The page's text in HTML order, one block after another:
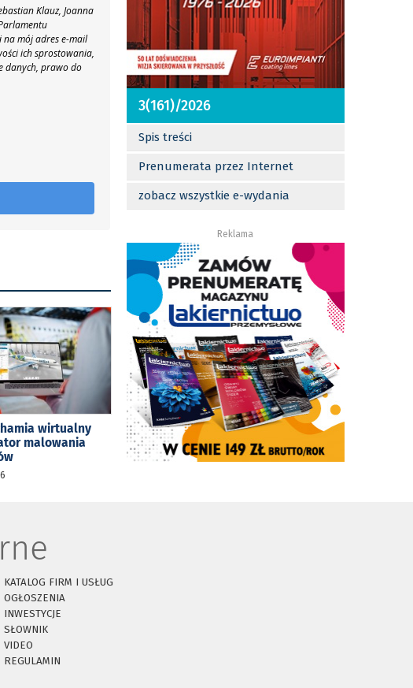
Klauz, Joanna
na mój adres e-mail
ich sprostowania,
danych, prawo do
wirtualny
malowania
3(161)/2026
Spis treści
Prenumerata przez Internet
zobacz wszystkie e-wydania
Reklama
KATALOG FIRM I USŁUG
OGŁOSZENIA
INWESTYCJE
SŁOWNIK
VIDEO
REGULAMIN